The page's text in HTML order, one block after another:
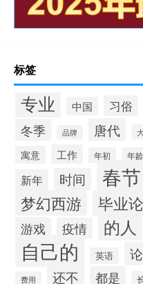
标签
专业 中国 习俗
冬季 品牌 唐代
寓意 工作 年初 年龄
新年 时间 春节
梦幻西游 毕业
游戏 疫情 的人
自己的 英语
费用 还不 都是